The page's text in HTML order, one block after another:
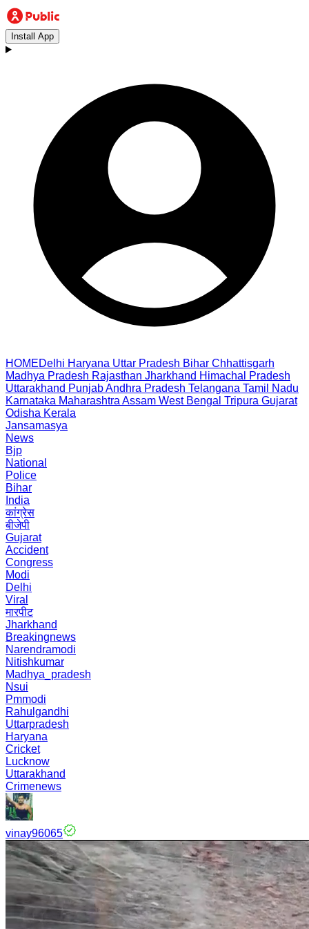
Install App
HOMEDelhi Haryana Uttar Pradesh Bihar Chhattisgarh
Madhya Pradesh Rajasthan Jharkhand Himachal Pradesh
Uttarakhand PunjabAndhra Pradesh Telangana Tamil Nadu
Karnataka Maharashtra Assam West Bengal Tripura Gujarat
Odisha Kerala
Jansamasya
News
Bjp
National
Police
Bihar
India
कांग्रेस
बीजेपी
Gujarat
Accident
Congress
Modi
Delhi
Viral
मारपीट
Jharkhand
Breakingnews
Narendramodi
Nitishkumar
Madhya_pradesh
Nsui
Pmmodi
Rahulgandhi
Uttarpradesh
Haryana
Cricket
Lucknow
Uttarakhand
Crimenews
vinay96065